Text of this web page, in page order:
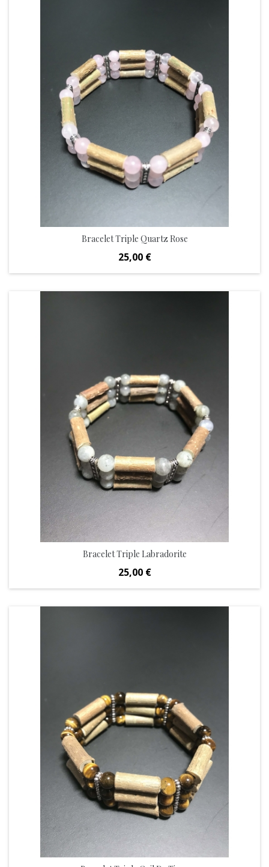
Bracelet Triple Quartz Rose
Prix
25,00 €
Bracelet Triple Labradorite
Prix
25,00 €